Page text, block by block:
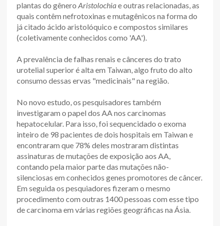
plantas do gênero Aristolochiae outras relacionadas, as
quais contêm nefrotoxinas e mutagênicos na forma do
já citado ácido aristolóquico e compostos similares
(coletivamente conhecidos como 'AA').
A prevalência de falhas renais e cânceres do trato
urotelial superior é alta em Taiwan, algo fruto do alto
consumo dessas ervas "medicinais" na região.
No novo estudo, os pesquisadores também
investigaram o papel dos AA nos carcinomas
hepatocelular. Para isso, foi sequencidado o exoma
inteiro de 98 pacientes de dois hospitais em Taiwan e
encontraram que 78% deles mostraram distintas
assinaturas de mutações de exposição aos AA,
contando pela maior parte das mutações não-
silenciosas em conhecidos genes promotores de câncer.
Em seguida os pesquiadores fizeram o mesmo
procedimento com outras 1400 pessoas com esse tipo
de carcinoma em várias regiões geográficas na Ásia.